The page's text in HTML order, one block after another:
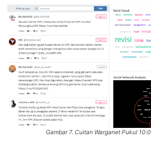
Gambar 7. Cuitan Warganet Pukul